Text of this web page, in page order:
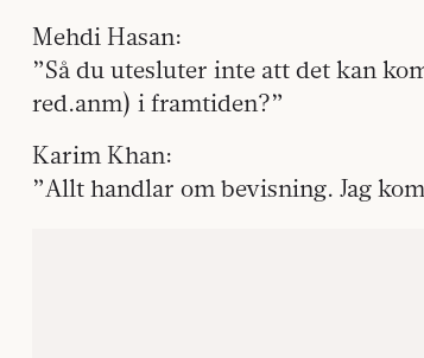
Mehdi Hasan:
”Så du utesluter inte att det kan
red.anm) i framtiden?”
Karim Khan:
”Allt handlar om bevisning. Jag